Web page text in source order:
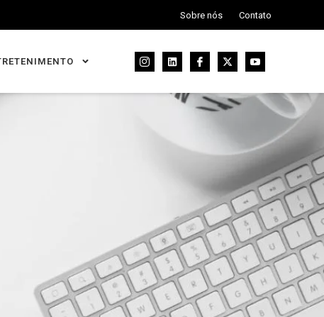
Sobre nós Contato